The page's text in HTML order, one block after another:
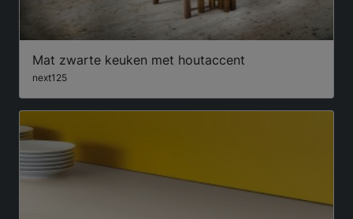
Mat zwarte keuken met houtaccent
next125